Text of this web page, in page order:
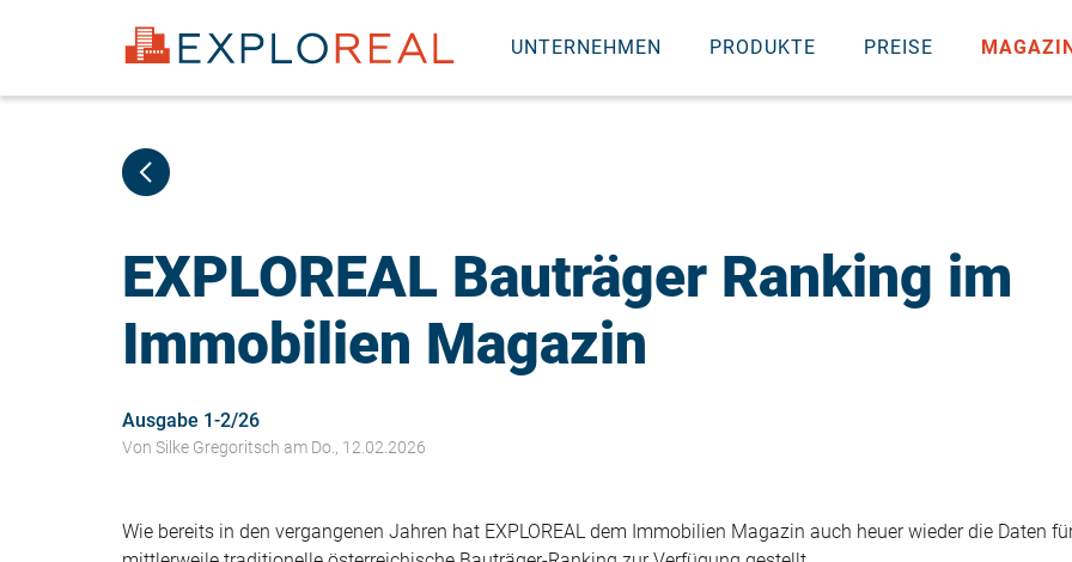
HAUPTNAVIGATION
UNTERNEHMEN PRODUKTE PREISE
USER
ACCOUNT
MENU
GAST
EXPLOREAL Bauträger Ranking im
Immobilien Magazin
Ausgabe 1-2/26
Von Silke Gregoritsch am Do., 12.02.2026
Wie bereits in den vergangenen Jahren hat EXPLOREAL dem Immobilien Magazin auch heuer wieder die Daten